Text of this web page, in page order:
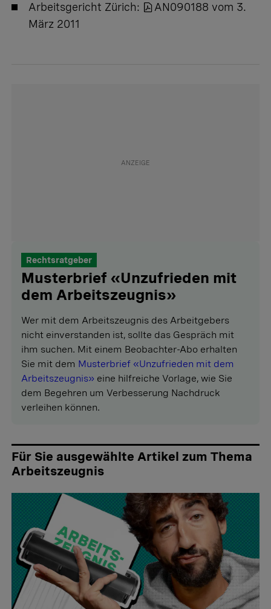
Arbeitsgericht Zürich:
AN090188 vom 3.
März 2011
Rechtsratgeber
Musterbrief «Unzufrieden mit
dem Arbeitszeugnis»
Wer mit dem Arbeitszeugnis des Arbeitgebers
nicht einverstanden ist, sollte das Gespräch mit
ihm suchen. Mit einem Beobachter-Abo erhalten
Sie mit dem Musterbrief «Unzufrieden mit dem
Arbeitszeugnis» eine hilfreiche Vorlage, wie Sie
dem Begehren um Verbesserung Nachdruck
verleihen können.
Für Sie ausgewählte Artikel zum Thema
Arbeitszeugnis